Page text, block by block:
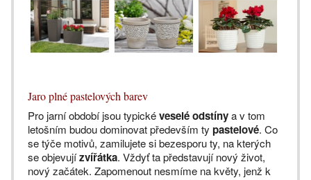
Jaro plné pastelových barev
Pro jarní období jsou typickéveselé odstínya v tom
letošním budou dominovat především ty pastelové. Co
se týče motivů, zamilujete si bezesporu ty, na kterých
se objevujízvířátka. Vždyť ta představují nový život,
nový začátek. Zapomenout nesmíme na květy, jenž k